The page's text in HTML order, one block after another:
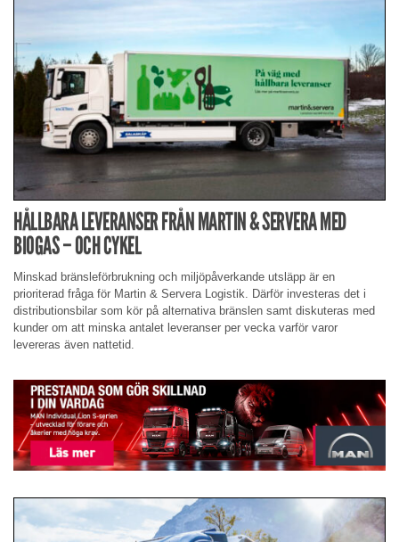
HÅLLBARA LEVERANSER FRÅN MARTIN & SERVERA MED
BIOGAS – OCH CYKEL
Minskad bränsleförbrukning och miljöpåverkande utsläpp är en
prioriterad fråga för Martin & Servera Logistik. Därför investeras det i
distributionsbilar som kör på alternativa bränslen samt diskuteras med
kunder om att minska antalet leveranser per vecka varför varor
levereras även nattetid.